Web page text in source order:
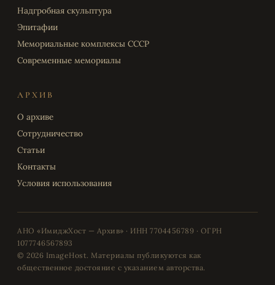
Надгробная скульптура
Эпитафии
Мемориальные комплексы СССР
Современные мемориалы
АРХИВ
О архиве
Сотрудничество
Статьи
Контакты
Условия использования
АНО «ИмиджХост — Архив» · ИНН 7704456789 · ОГРН
1077746567893
© 2026 ImageHost. Материалы публикуются как
общественное достояние с указанием авторства.